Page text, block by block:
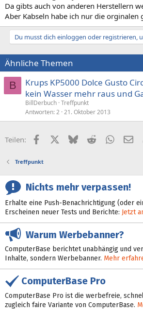
Da gibts auch von anderen Herstellern
Aber Kabseln habe ich nur die orginalen
Du musst dich einloggen oder registrieren,
Ähnliche Themen
B
Krups KP5000 Dolce Gusto
kein Wasser mehr raus und
BillDerbuch Treffpunkt
Antworten 2 21. Oktober 2013
Teilen: FacebookX (Twitter)
BlueskyReddit E-
Treffpunkt
Nichts mehr verpassen!
Erhalte eine Push-Benachrichtigung (oder
Erscheinen neuer Tests und Berichte: Jetzt
Warum Werbebanner?
ComputerBase berichtet unabhängig und
Inhalte, sondern Werbebanner. Mehr
ComputerBase Pro
ComputerBase Pro ist die werbefreie,
zugleich faire Variante von ComputerBase.